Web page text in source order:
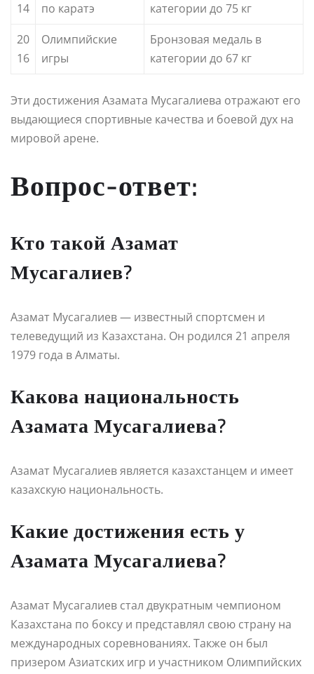
14
по каратэ
категории до 75 кг
20
16
Олимпийские
игры
Бронзовая медаль в
категории до 67 кг
Эти достижения Азамата Мусагалиева отражают его
выдающиеся спортивные качества и боевой дух на
мировой арене.
Вопрос-ответ:
Кто такой Азамат
Мусагалиев?
Азамат Мусагалиев — известный спортсмен и
телеведущий из Казахстана. Он родился 21 апреля
1979 года в Алматы.
Какова национальность
Азамата Мусагалиева?
Азамат Мусагалиев является казахстанцем и имеет
казахскую национальность.
Какие достижения есть у
Азамата Мусагалиева?
Азамат Мусагалиев стал двукратным чемпионом
Казахстана по боксу и представлял свою страну на
международных соревнованиях. Также он был
призером Азиатских игр и участником Олимпийских